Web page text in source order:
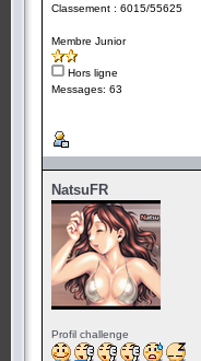
Classement : 6015/55625
Membre Junior
Hors ligne
Messages: 63
NatsuFR
Profil challenge